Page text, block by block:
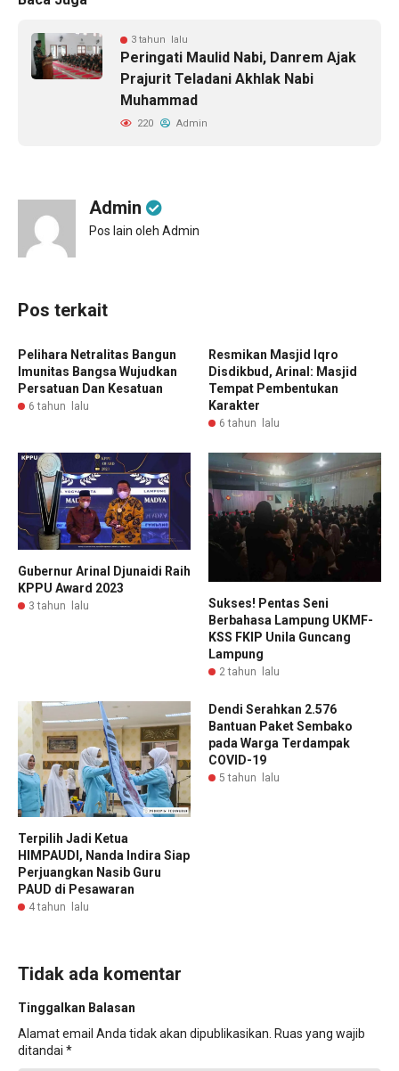
3 tahun lalu
Peringati Maulid Nabi, Danrem Ajak
Prajurit Teladani Akhlak Nabi
Muhammad
220 Admin
Admin
Pos lain oleh Admin
Pos terkait
Pelihara Netralitas Bangun
Imunitas Bangsa Wujudkan
Persatuan Dan Kesatuan
6 tahun lalu
Resmikan Masjid Iqro
Disdikbud, Arinal: Masjid
Tempat Pembentukan
Karakter
6 tahun lalu
Gubernur Arinal Djunaidi Raih
KPPU Award 2023
3 tahun lalu
Sukses! Pentas Seni
Berbahasa Lampung UKMF-
KSS FKIP Unila Guncang
Lampung
2 tahun lalu
Terpilih Jadi Ketua
HIMPAUDI, Nanda Indira Siap
Perjuangkan Nasib Guru
PAUD di Pesawaran
4 tahun lalu
Dendi Serahkan 2.576
Bantuan Paket Sembako
pada Warga Terdampak
COVID-19
5 tahun lalu
Tidak ada komentar
Tinggalkan Balasan
Alamat email Anda tidak akan dipublikasikan. Ruas yang wajib
ditandai *